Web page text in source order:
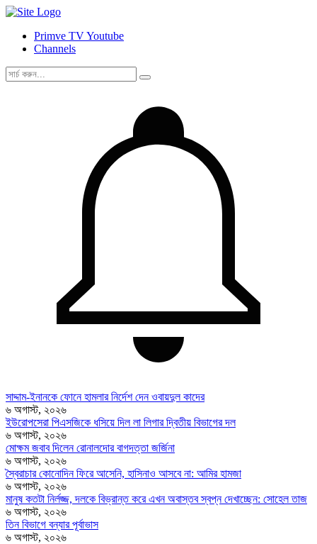
Primve TV Youtube
Channels
সাদ্দাম-ইনানকে ফোনে হামলার নির্দেশ দেন ওবায়দুল কাদের
৬ অগাস্ট, ২০২৬
ইউরোপসেরা পিএসজিকে ধসিয়ে দিল লা লিগার দ্বিতীয় বিভাগের দল
৬ অগাস্ট, ২০২৬
মোক্ষম জবাব দিলেন রোনালদোর বাগদত্তা জর্জিনা
৬ অগাস্ট, ২০২৬
স্বৈরাচার কোনোদিন ফিরে আসেনি, হাসিনাও আসবে না: আমির হামজা
৬ অগাস্ট, ২০২৬
মানুষ কতটা নির্লজ্জ, দলকে বিভ্রান্ত করে এখন অবাস্তব স্বপ্ন দেখাচ্ছেন: সোহেল তাজ
৬ অগাস্ট, ২০২৬
তিন বিভাগে বন্যার পূর্বাভাস
৬ অগাস্ট, ২০২৬